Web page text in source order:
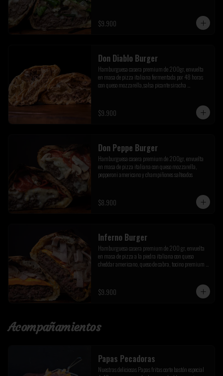
$9.900
Don Diablo Burger
Hamburguesa casera premium de 200gr, envuelta
en masa de pizza italiana fermentada por 48 horas
con queso mozzarella,salsa picante siracha
$9.900
Don Peppe Burger
Hamburguesa casera premium de 200gr, envuelta
en masa de pizza italiana con queso mozzarella,
pepperoni americano y champiñones salteados
$8.900
Inferno Burger
Hamburguesa casera premium de 200 gr, envuelta
en masa de pizza a la piedra italiana con queso
cheddar americano, queso de cabra, tocino premium y
$9.900
Acompañamientos
Papas Pecadoras
Nuestras deliciosas Papas fritas corte bastón especial